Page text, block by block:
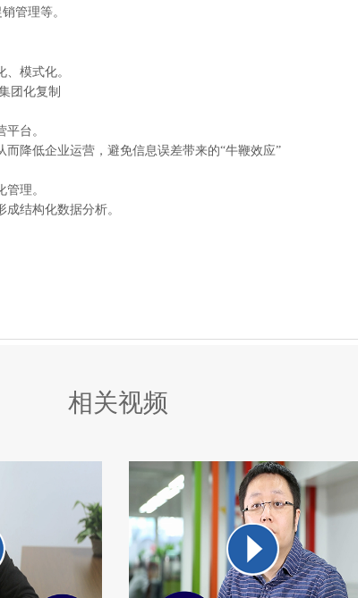
管理等。
模式化。
团化复制
台。
降低企业运营，避免信息误差带来的“牛鞭效应”
理。
结构化数据分析。
相关视频